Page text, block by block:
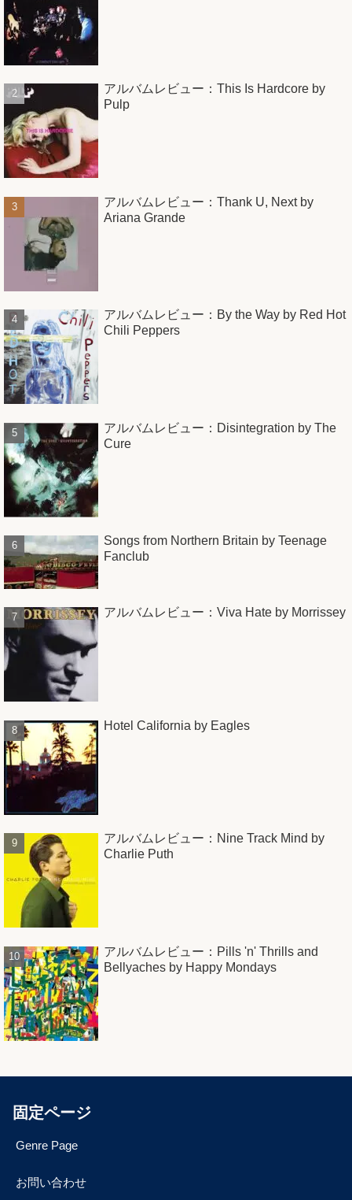
アルバムレビュー：This Is Hardcore by
Pulp
アルバムレビュー：Thank U, Next by
Ariana Grande
アルバムレビュー：By the Way by Red Hot
Chili Peppers
アルバムレビュー：Disintegration by The
Cure
Songs from Northern Britain by Teenage
Fanclub
アルバムレビュー：Viva Hate by Morrissey
Hotel California by Eagles
アルバムレビュー：Nine Track Mind by
Charlie Puth
アルバムレビュー：Pills 'n' Thrills and
Bellyaches by Happy Mondays
固定ページ
Genre Page
お問い合わせ